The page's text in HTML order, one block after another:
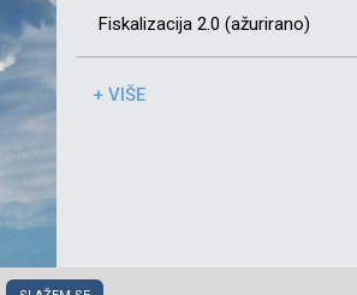
Fiskalizacija 2.0 (ažurirano)
+ VIŠE